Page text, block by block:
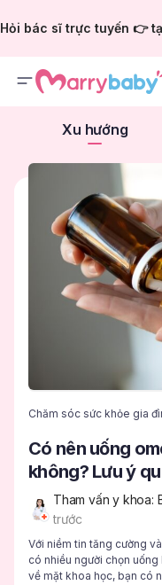
Hỏi bác sĩ trực tuyến 👉
Xu hướng
Chăm sóc sức khỏe gia
Có nên uống
không? Lưu ý
Tham vấn y khoa:
trước
Với niềm tin tăng cường
có nhiều người chọn
về mặt khoa học, bạn có